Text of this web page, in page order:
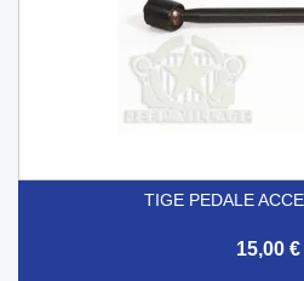
TIGE PEDALE
15,00 €